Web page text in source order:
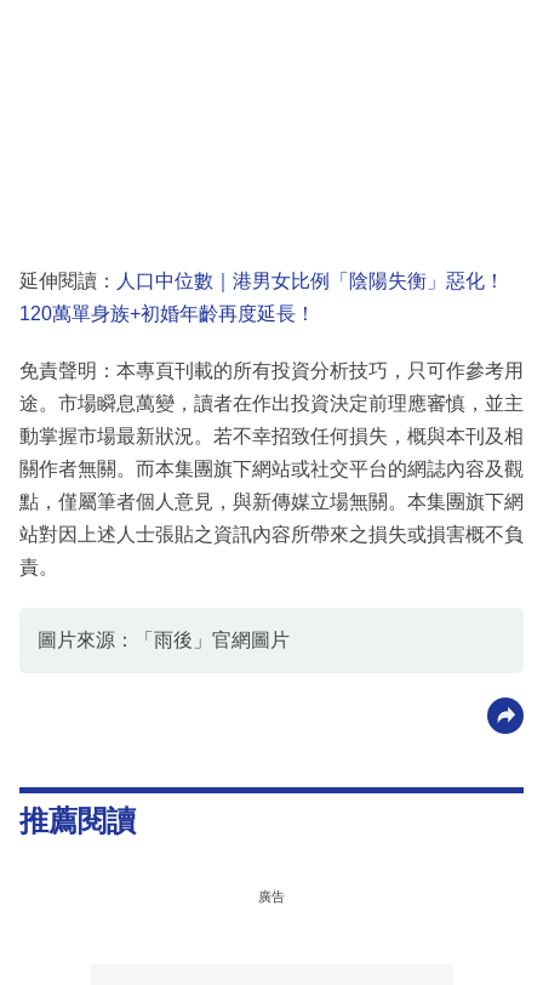
延伸閱讀： 人口中位數｜港男女比例「陰陽失衡」惡化！
120萬單身族+初婚年齡再度延長！
免責聲明：本專頁刊載的所有投資分析技巧，只可作參考用
途。市場瞬息萬變，讀者在作出投資決定前理應審慎，並主
動掌握市場最新狀況。若不幸招致任何損失，概與本刊及相
關作者無關。而本集團旗下網站或社交平台的網誌內容及觀
點，僅屬筆者個人意見，與新傳媒立場無關。本集團旗下網
站對因上述人士張貼之資訊內容所帶來之損失或損害概不負
責。
圖片來源：「雨後」官網圖片
推薦閱讀
廣告